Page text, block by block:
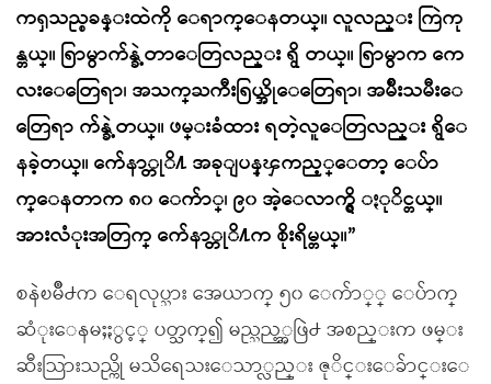
ကၡသည္စခန္းထဲကို ေရာက္ေနတယ္။ လူလည္း ကြဲကု
န္တယ္။ ရြာမွာက်န္ခဲ့တာေတြလည္း ရွိ တယ္။ ရြာမွာက ကေ
လးေတြေရာ၊ အသက္ႀကီးရြယ္အိုေတြေရာ၊ အမ်ိဳးသမီးေ
တြေရာ က်န္ခဲ့တယ္။ ဖမ္းခံထား ရတဲ့လူေတြလည္း ရွိေ
နခဲ့တယ္။ က်ေနာ္တုိ႔ အခုျပန္ၾကည့္ေတာ့ ေပ်ာ
က္ေနတာက ၈၀ ေက်ာ္၊ ၉၀ အဲ့ေလာက္ရွိ ႏုိင္တယ္။
အားလံုးအတြက္ က်ေနာ္တုိ႔က စိုးရိမ္တယ္။”
စနဲၿမိဳ႕က ေရလုပ္သား အေယာက္ ၅၀ ေက်ာ္္ ေပ်ာက္
ဆံုးေနမႈႏွင့္ ပတ္သက္၍ မည္သည့္အဖြဲ႕ အစည္းက ဖမ္း
ဆီးသြားသည္ကို မသိရေသးေသာ္လည္း ဇုိင္းေခ်ာင္းေ